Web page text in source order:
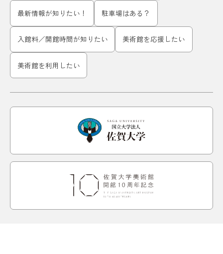
最新情報が知りたい！ 駐車場はある？
入館料／開館時間が知りたい 美術館を応援したい
美術館を利用したい